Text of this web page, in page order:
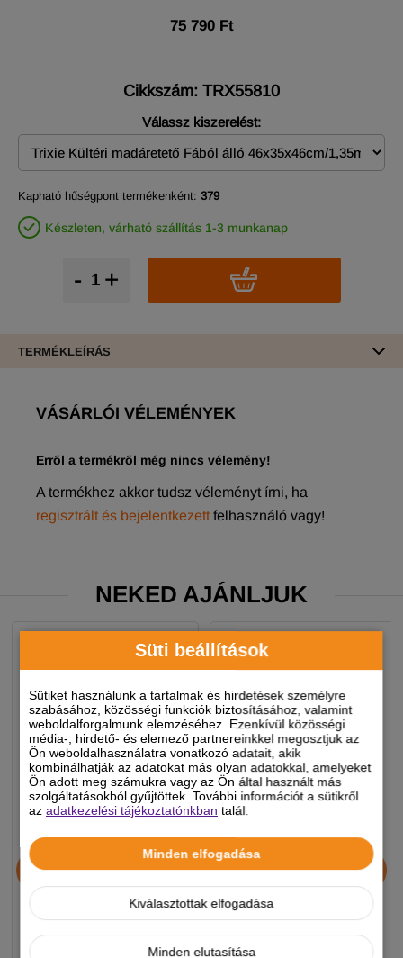
Süti beállítások
Sütiket használunk a tartalmak és hirdetések személyre
szabásához, közösségi funkciók biztosításához, valamint
weboldalforgalmunk elemzéséhez. Ezenkívül közösségi
média-, hirdető- és elemező partnereinkkel megosztjuk az
Ön weboldalhasználatra vonatkozó adatait, akik
kombinálhatják az adatokat más olyan adatokkal, amelyeket
Ön adott meg számukra vagy az Ön által használt más
szolgáltatásokból gyűjtöttek. További információt a sütikről
azadatkezelési tájékoztatónkban talál.
Minden elfogadása
Kiválasztottak elfogadása
Minden elutasítása
75 790 Ft
Cikkszám: TRX55810
Válassz kiszerelést:
Kapható hűségpont termékenként: 379
Készleten, várható szállítás 1-3 munkanap
+
-
TERMÉKLEÍRÁS
VÁSÁRLÓI VÉLEMÉNYEK
Erről a termékről még nincs vélemény!
A termékhez akkor tudsz véleményt írni, ha
regisztrált és bejelentkezett felhasználó vagy!
NEKED AJÁNLJUK
Chicopee HNL Protein Bar
jutalomfalat 25g
890 Ft
JosiDog Economy
kutyatáp 15+3kg
11 990 Ft